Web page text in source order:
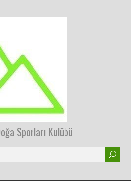
Sporları Kulübü